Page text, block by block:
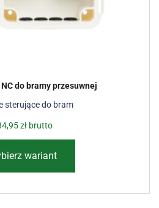
sterujące do bram
do bramy przesuwnej
złbrutto
wariant